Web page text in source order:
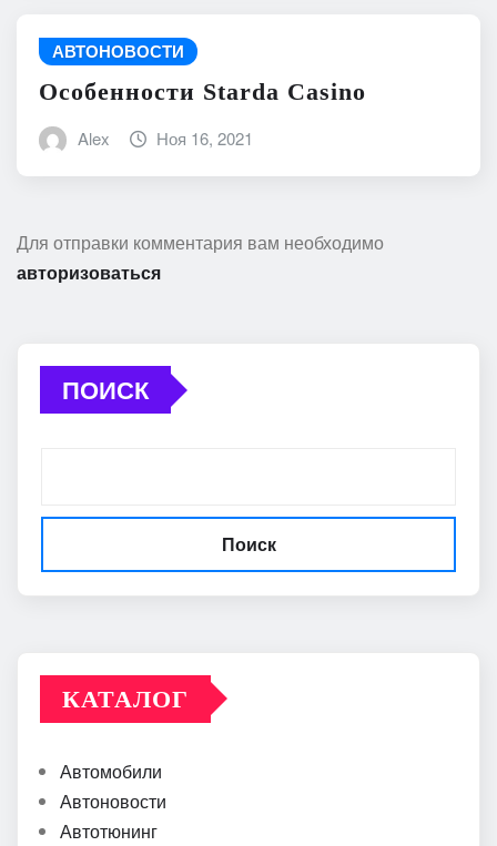
АВТОНОВОСТИ
Особенности Starda Сasino
Alex Ноя 16, 2021
Для отправки комментария вам необходимо
авторизоваться
ПОИСК
Поиск
КАТАЛОГ
Автомобили
Автоновости
Автотюнинг